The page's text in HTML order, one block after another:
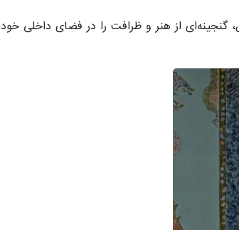
گنجینه‌ای از هنر و ظرافت را در فضای داخلی خود